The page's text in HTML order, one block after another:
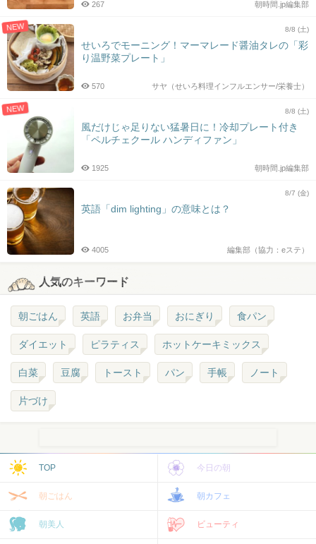
朝時間.jp編集部
267
NEW 8/8 (土)
せいろでモーニング！マーマレード醤油タレの「彩
り温野菜プレート」
サヤ（せいろ料理インフルエンサー/栄養士）
570
NEW 8/8 (土)
風だけじゃ足りない猛暑日に！冷却プレート付き
「ペルチェクール ハンディファン」
朝時間.jp編集部
1925
8/7 (金)
英語「dim lighting」の意味とは？
編集部（協力：eステ）
4005
人気のキーワード
朝ごはん 英語 お弁当 おにぎり 食パン
ダイエット ピラティス ホットケーキミックス
白菜 豆腐 トースト パン 手帳 ノート
片づけ
TOP 今日の朝
朝ごはん 朝カフェ
朝美人 ビューティ